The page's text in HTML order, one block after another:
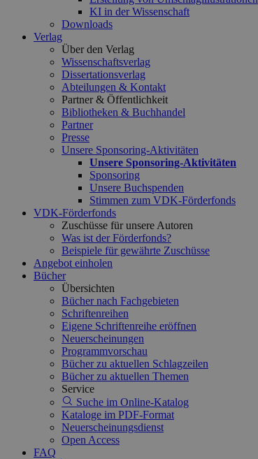
KI in der Wissenschaft
Downloads
Verlag
Über den Verlag
Wissenschaftsverlag
Dissertationsverlag
Abteilungen & Kontakt
Partner & Öffentlichkeit
Bibliotheken & Buchhandel
Partner
Presse
Unsere Sponsoring-Aktivitäten
Unsere Sponsoring-Aktivitäten
Sponsoring
Unsere Buchspenden
Stimmen zum VDK-Förderfonds
VDK-Förderfonds
Zuschüsse für unsere Autoren
Was ist der Förderfonds?
Beispiele für gewährte Zuschüsse
Angebot einholen
Bücher
Übersichten
Bücher nach Fachgebieten
Schriftenreihen
Eigene Schriftenreihe eröffnen
Neuerscheinungen
Programmvorschau
Bücher zu aktuellen Schlagzeilen
Bücher zu aktuellen Themen
Service
Suche im Online-Katalog
Kataloge im PDF-Format
Neuerscheinungsdienst
Open Access
FAQ